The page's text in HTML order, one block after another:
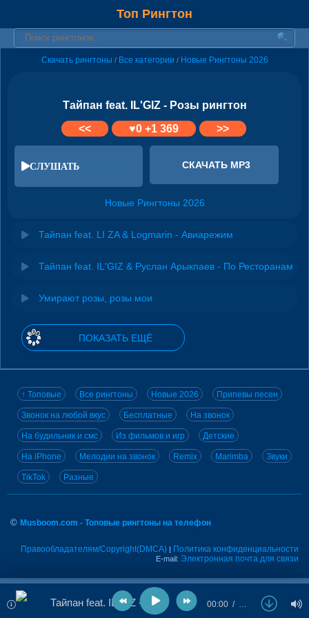
Топ Рингтон
Скачать рингтоны / Все категории / Новые Рингтоны 2026
Тайпан feat. IL'GIZ - Розы рингтон
<<
♥0 +1 369 >>
СЛУШАТЬ СКАЧАТЬ MP3
Новые Рингтоны 2026
Тайпан feat. LI ZA & Logmarin - Авиарежим
Тайпан feat. IL'GIZ & Руслан Арыкпаев - По Ресторанам
Умирают розы, розы мои
ПОКАЗАТЬ ЕЩЁ
↑ Топовые Все рингтоны Новые 2026 Припевы песен
Звонок на любой вкус Бесплатные На звонок
На будильник и смс Из фильмов и игр Детские
На iPhone Мелодии на звонок Remix Marimba Звуки
TikTok Разные
© Musboom.com - Топовые рингтоны на телефон
Правообладателям/Copyright(DMCA) | Политика конфиденциальности
E-mail: Электронная почта для связи
Тайпан feat. IL'GIZ - Розы 00:00 …